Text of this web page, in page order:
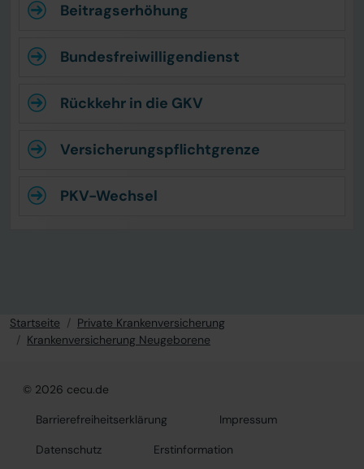
Beitragserhöhung
Bundesfreiwilligendienst
Rückkehr in die GKV
Versicherungspflichtgrenze
PKV-Wechsel
Startseite
Private Krankenversicherung
Krankenversicherung Neugeborene
© 2026 cecu.de
Barrierefreiheitserklärung Impressum
Datenschutz Erstinformation